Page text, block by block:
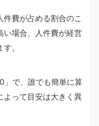
件費が占める割合のこ
い場合、人件費が経営
。
」で、誰でも簡単に算
よって目安は大きく異